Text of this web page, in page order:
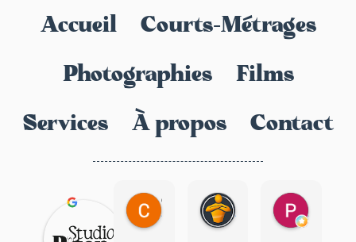
Accueil
Courts-Métrages
Photographies
Films
Services
À propos Contact